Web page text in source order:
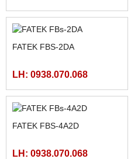
7INCH CÓ ETHRNET